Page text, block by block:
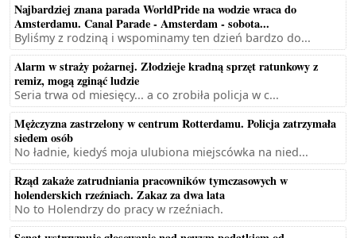
Najbardziej znana parada WorldPride na wodzie wraca do
Amsterdamu. Canal Parade - Amsterdam - sobota...
Byliśmy z rodziną i wspominamy ten dzień bardzo do...
Alarm w straży pożarnej. Złodzieje kradną sprzęt ratunkowy z
remiz, mogą zginąć ludzie
Seria trwa od miesięcy... a co zrobiła policja w c...
Mężczyzna zastrzelony w centrum Rotterdamu. Policja zatrzymała
siedem osób
No ładnie, kiedyś moja ulubiona miejscówka na nied...
Rząd zakaże zatrudniania pracowników tymczasowych w
holenderskich rzeźniach. Zakaz za dwa lata
No to Holendrzy do pracy w rzeźniach.